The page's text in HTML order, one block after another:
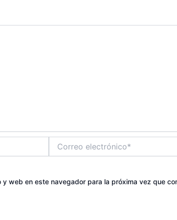
electrónico*
y web en este navegador para la próxima vez que